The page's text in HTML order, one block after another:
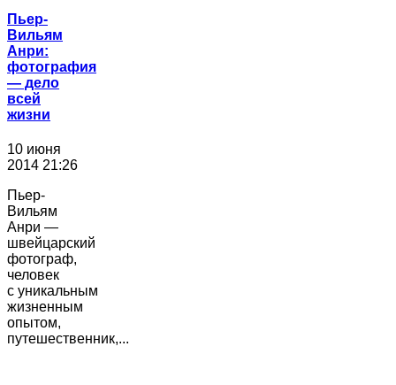
Пьер-
Вильям
Анри:
фотография
― дело
всей
жизни
10 июня
2014 21:26
Пьер-
Вильям
Анри —
швейцарский
фотограф,
человек
с уникальным
жизненным
опытом,
путешественник,...